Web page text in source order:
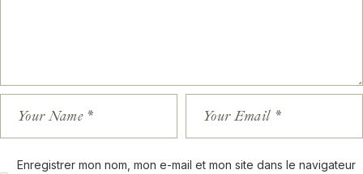
Enregistrer mon nom, mon e-mail et mon site dans le navigateur